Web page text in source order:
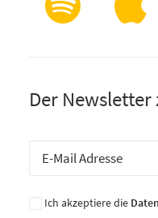
Der
Ich akzeptiere die